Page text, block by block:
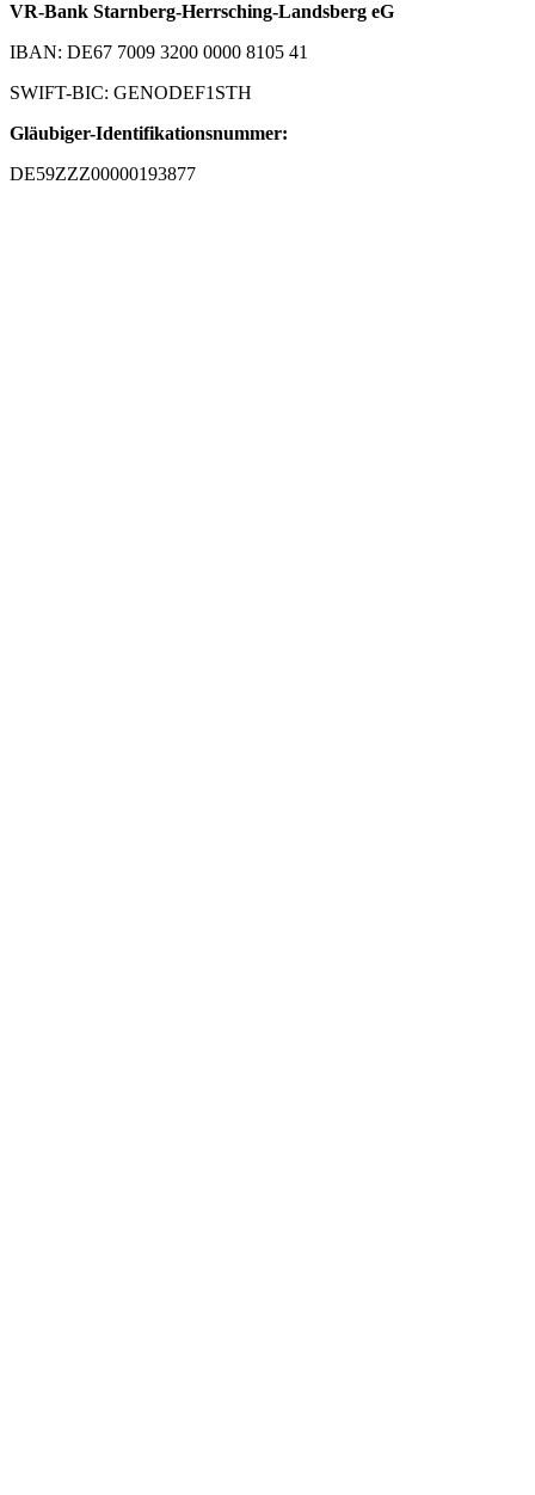
VR-Bank Starnberg-Herrsching-Landsberg eG
IBAN: DE67 7009 3200 0000 8105 41
SWIFT-BIC: GENODEF1STH
Gläubiger-Identifikationsnummer:
DE59ZZZ00000193877